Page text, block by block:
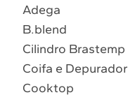
4 º Lava Louça
5 º Cooktop
6º Microondas Brastemp
7º Forno
8º Embutir
Adega
B.blend
Cilindro Brastemp
Coifa e Depurador
Cooktop